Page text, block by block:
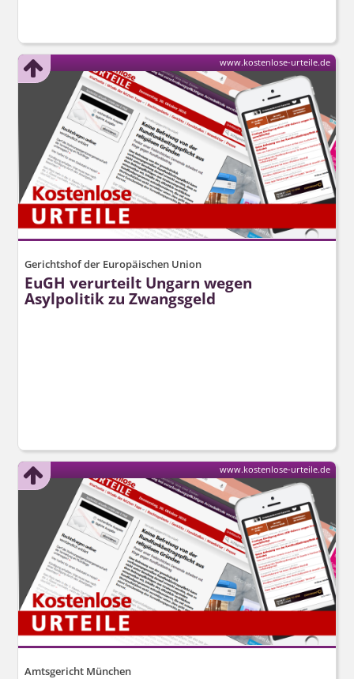
Gerichtshof der Europäischen Union
EuGH verurteilt Ungarn wegen
Asylpolitik zu Zwangsgeld
www.kostenlose-urteile.de
Amtsgericht München
www.kostenlose-urteile.de